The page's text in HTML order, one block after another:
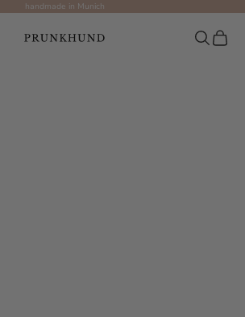
handmade in Munich
Prunkhund Search
Cart